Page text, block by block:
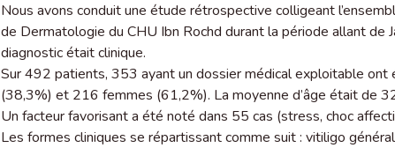
Nous avons conduit une étude rétrospective colligeant
de Dermatologie du CHU Ibn Rochd durant la période allant
diagnostic était clinique.
Sur 492 patients, 353 ayant un dossier médical exploitable
(38,3%) et 216 femmes (61,2%). La moyenne d’âge était de
Un facteur favorisant a été noté dans 55 cas (stress, choc
Les formes cliniques se répartissant comme suit : vitiligo